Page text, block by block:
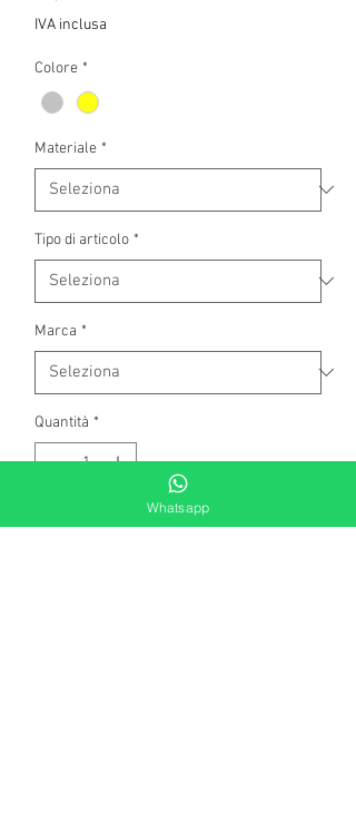
IVA inclusa
Colore *
Materiale *
Tipo di articolo *
Marca *
Quantità *
Aggiungi al carrello
Whatsapp